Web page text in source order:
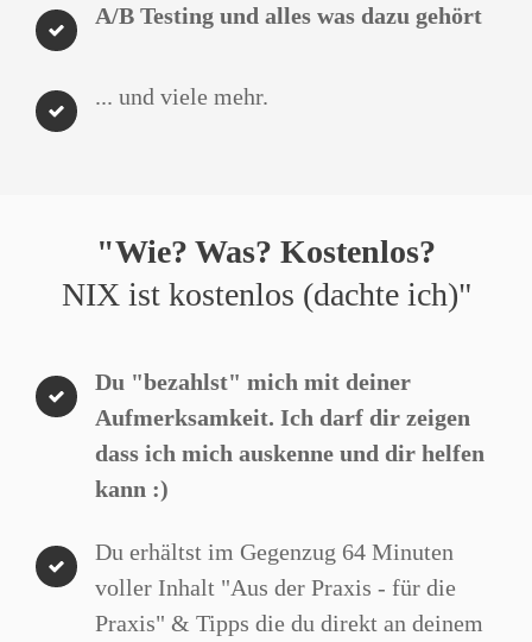
A/B Testing und alles was dazu gehört
... und viele mehr.
"Wie? Was? Kostenlos?
NIX ist kostenlos (dachte ich)"
Du "bezahlst" mich mit deiner
Aufmerksamkeit. Ich darf dir zeigen
dass ich mich auskenne und dir helfen
kann :)
Du erhältst im Gegenzug 64 Minuten
voller Inhalt "Aus der Praxis - für die
Praxis" & Tipps die du direkt an deinem